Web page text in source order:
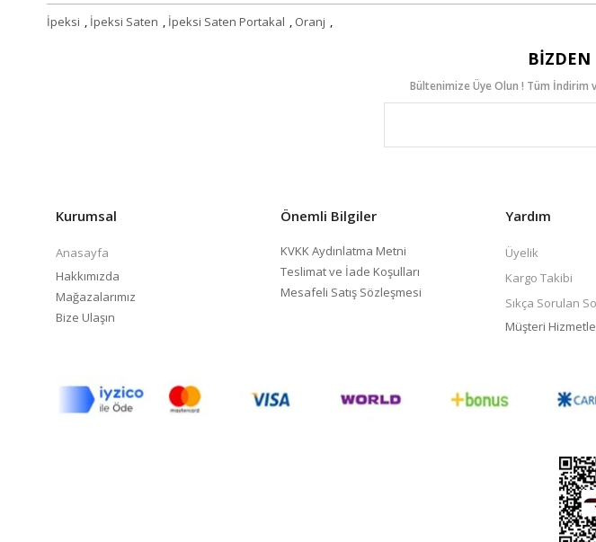
İpeksi , İpeksi Saten , İpeksi Saten Portakal , Oranj ,
BIZDEN
Bültenimize Üye Olun ! Tüm İndirim
Kurumsal
Anasayfa
Hakkımızda
Mağazalarımız
Bize Ulaşın
Önemli Bilgiler
KVKK Aydınlatma Metni
Teslimat ve İade Koşulları
Mesafeli Satış Sözleşmesi
Yardım
Üyelik
Kargo Takibi
Sıkça Sorulan
Müşteri